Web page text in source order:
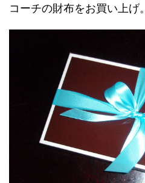
コーチの財布をお買い上げ。